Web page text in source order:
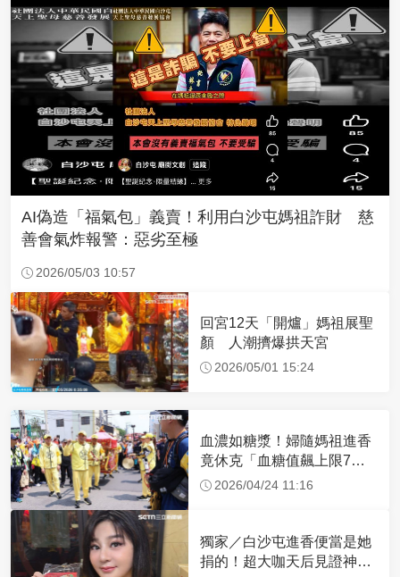
AI偽造「福氣包」義賣！利用白沙屯媽祖詐財 慈
善會氣炸報警：惡劣至極
2026/05/03 10:57
回宮12天「開爐」媽祖展聖
顏 人潮擠爆拱天宮
2026/05/01 15:24
血濃如糖漿！婦隨媽祖進香
竟休克「血糖值飆上限7
倍」 醫曝原因
2026/04/24 11:16
獨家／白沙屯進香便當是她
捐的！超大咖天后見證神